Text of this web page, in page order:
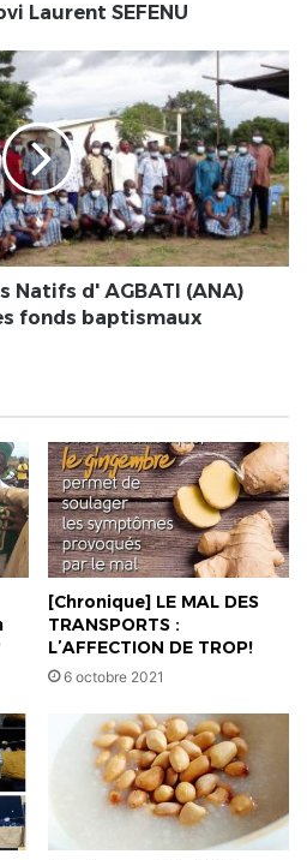
Laurent SEFENU
Natifs d' AGBATI (ANA)
fonds baptismaux
[Chronique] LE MAL DES
TRANSPORTS :
L’AFFECTION DE TROP!
6 octobre 2021